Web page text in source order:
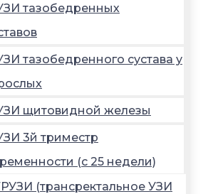
тазобедренных
тазобедренного сустава у
щитовидной железы
3й триместр
(с 25 недели)
(трансректальное УЗИ